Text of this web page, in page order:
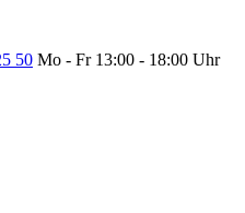
50 Mo - Fr 13:00 - 18:00 Uhr